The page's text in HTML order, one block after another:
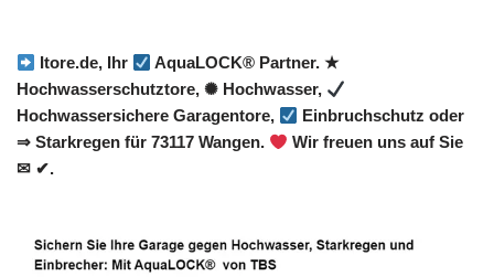
Itore.de, Ihr
AquaLOCK® Partner. ★
Hochwasserschutztore, ✺ Hochwasser,
Hochwassersichere Garagentore,
Einbruchschutz oder
⇒ Starkregen für 73117 Wangen.
Wir freuen uns auf Sie
✉ ✔.